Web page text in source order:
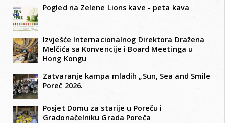
Pogled na Zelene Lions kave - peta kava
Izvješće Internacionalnog Direktora Dražena
Melčića sa Konvencije i Board Meetinga u
Hong Kongu
Zatvaranje kampa mladih „Sun, Sea and Smile
Poreč 2026.
Posjet Domu za starije u Poreču i
Gradonačelniku Grada Poreča